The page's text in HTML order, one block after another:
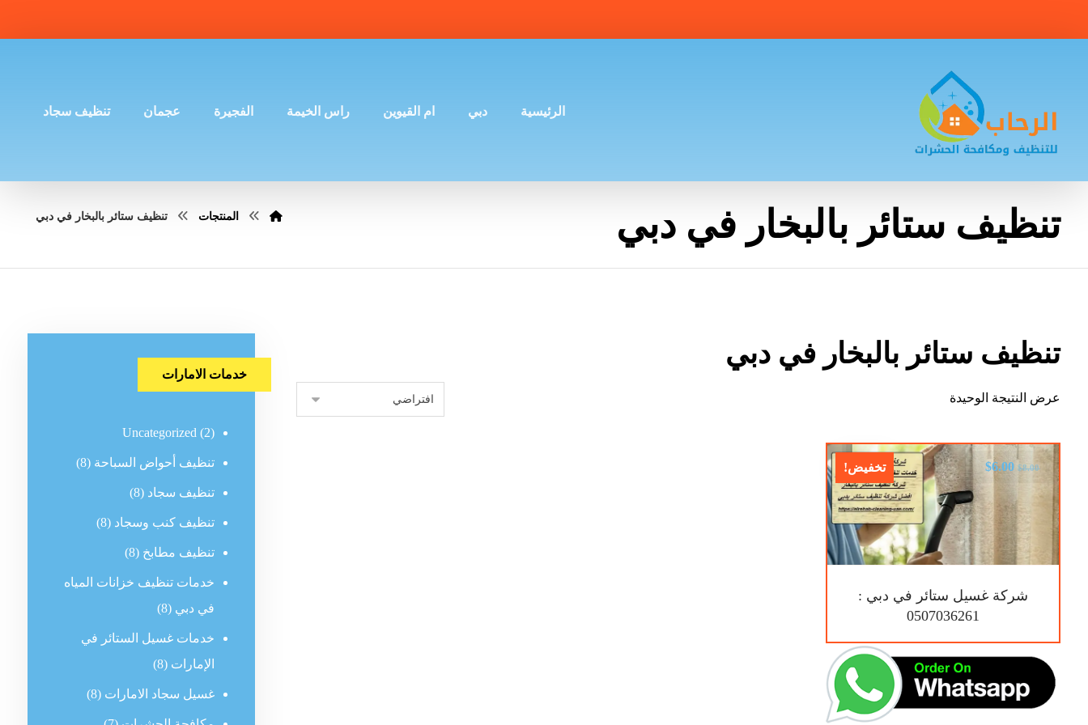
الرئيسية دبي ام القيوين راس الخيمة الفجيرة عجمان تنظيف سجاد
تنظيف ستائر بالبخار في دبي المنتجات تنظيف ستائر بالبخار في دبي
تنظيف ستائر بالبخار في دبي
عرض النتيجة الوحيدة
تخفيض!
شركة غسيل ستائر في دبي :
0507036261
$8.00
$6.00
خدمات الامارات
Uncategorized (2)
تنظيف أحواض السباحة (8)
تنظيف سجاد (8)
تنظيف كنب وسجاد (8)
تنظيف مطابخ (8)
خدمات تنظيف خزانات المياه
في دبي (8)
خدمات غسيل الستائر في
الإمارات (8)
غسيل سجاد الامارات (8)